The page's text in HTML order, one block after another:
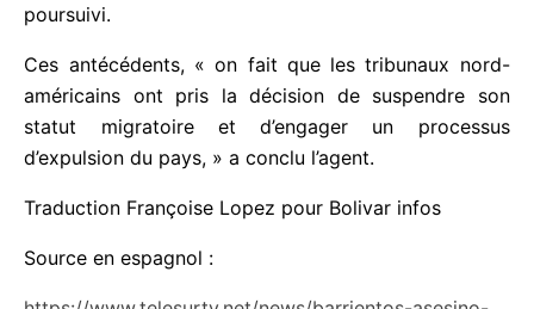
Quiroga) », a-t-il poursuivi.
Ces antécédents, « on fait que les tribunaux nord-
américains ont pris la décision de suspendre son
statut migratoire et d’engager un processus
d’expulsion du pays, » a conclu l’agent.
Traduction Françoise Lopez pour Bolivar infos
Source en espagnol :